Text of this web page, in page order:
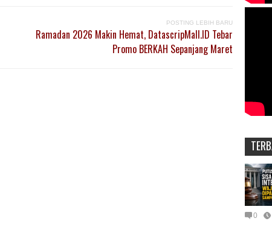
POSTING LEBIH BARU
Ramadan 2026 Makin Hemat, DatascripMall.ID Tebar
Promo BERKAH Sepanjang Maret
0